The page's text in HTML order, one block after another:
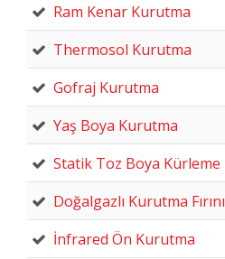
Ram Kenar Kurutma
Thermosol Kurutma
Gofraj Kurutma
Yaş Boya Kurutma
Statik Toz Boya Kürleme
Doğalgazlı Kurutma Fırını
İnfrared Ön Kurutma